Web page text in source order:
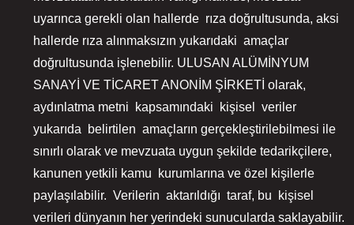
uyarınca gerekli olan hallerde rıza doğrultusunda, aksi
hallerde rıza alınmaksızın yukarıdaki amaçlar
doğrultusunda işlenebilir. ULUSAN ALÜMİNYUM
SANAYİ VE TİCARET ANONİM ŞİRKETİ olarak,
aydınlatma metni kapsamındaki kişisel veriler
yukarıda belirtilen amaçların gerçekleştirilebilmesi ile
sınırlı olarak ve mevzuata uygun şekilde tedarikçilere,
kanunen yetkili kamu kurumlarına ve özel kişilerle
paylaşılabilir. Verilerin aktarıldığı taraf, bu kişisel
verileri dünyanın her yerindeki sunucularda saklayabilir.